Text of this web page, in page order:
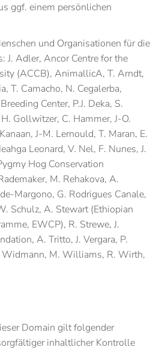
ggf. einem persönlichen
und Organisationen für die
J. Adler, Ancor Centre for the
(ACCB), AnimallicA, T. Arndt,
T. Camacho, N. Cegalerba,
Center, P.J. Deka, S.
Gollwitzer, C. Hammer, J-O.
J-M. Lernould, T. Maran, E.
Leonard, V. Nel, F. Nunes, J.
Hog Conservation
M. Rehakova, A.
Margono, G. Rodrigues Canale,
Schulz, A. Stewart (Ethiopian
EWCP), R. Strewe, J.
A. Tritto, J. Vergara, P.
Widmann, M. Williams, R. Wirth,
Domain gilt folgender
inhaltlicher Kontrolle